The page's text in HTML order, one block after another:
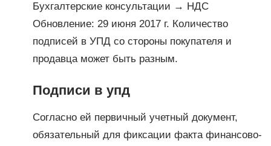
Бухгалтерские консультации → НДС
Обновление: 29 июня 2017 г. Количество
подписей в УПД со стороны покупателя и
продавца может быть разным.
Подписи в упд
Согласно ей первичный учетный документ,
обязательный для фиксации факта финансово-